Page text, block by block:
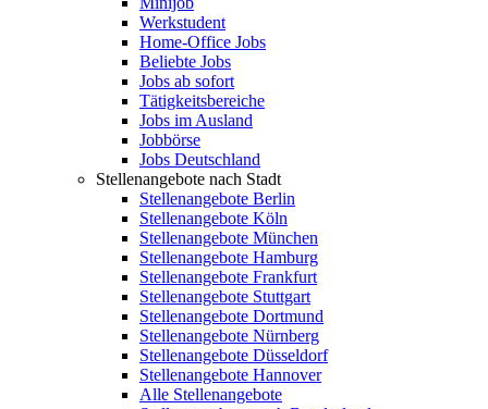
Werkstudent
Home-Office Jobs
Beliebte Jobs
Jobs ab sofort
Tätigkeitsbereiche
Jobs im Ausland
Jobbörse
Jobs Deutschland
Stellenangebote nach Stadt
Stellenangebote Berlin
Stellenangebote Köln
Stellenangebote München
Stellenangebote Hamburg
Stellenangebote Frankfurt
Stellenangebote Stuttgart
Stellenangebote Dortmund
Stellenangebote Nürnberg
Stellenangebote Düsseldorf
Stellenangebote Hannover
Alle Stellenangebote